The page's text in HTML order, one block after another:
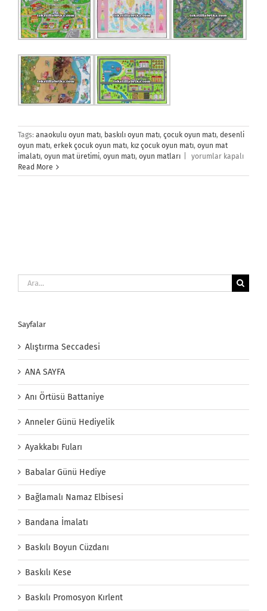
Tags: anaokulu oyun matı, baskılı oyun matı, çocuk oyun matı, desenli
oyun matı, erkek çocuk oyun matı, kız çocuk oyun matı, oyun mat
imalatı, oyun mat üretimi, oyun matı, oyun matları
Çocuk
Matı
yorumlar kapalı
Read More
Ara:
Sayfalar
Alıştırma Seccadesi
ANA SAYFA
Anı Örtüsü Battaniye
Anneler Günü Hediyelik
Ayakkabı Fuları
Babalar Günü Hediye
Bağlamalı Namaz Elbisesi
Bandana İmalatı
Baskılı Boyun Cüzdanı
Baskılı Kese
Baskılı Promosyon Kırlent